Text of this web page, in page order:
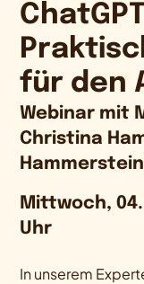
für den
Webinar mit
Christina
Mittwoch,
Uhr
In unserem